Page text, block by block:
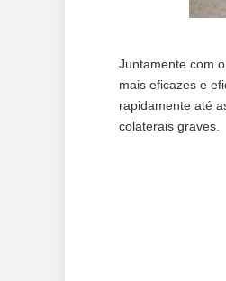
Juntamente com
mais eficazes e
rapidamente até
colaterais graves.